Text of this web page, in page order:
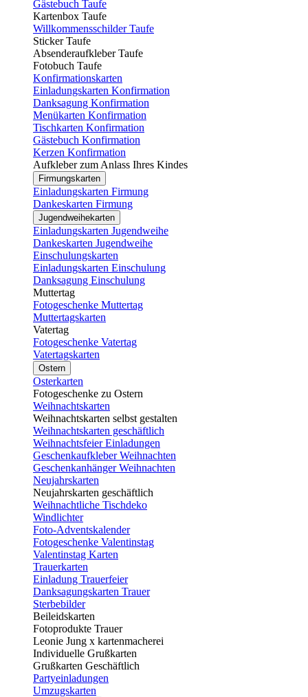
Gästebuch Taufe
Kartenbox Taufe
Willkommensschilder Taufe
Sticker Taufe
Absenderaufkleber Taufe
Fotobuch Taufe
Konfirmationskarten
Einladungskarten Konfirmation
Danksagung Konfirmation
Menükarten Konfirmation
Tischkarten Konfirmation
Gästebuch Konfirmation
Kerzen Konfirmation
Aufkleber zum Anlass Ihres Kindes
Firmungskarten
Einladungskarten Firmung
Dankeskarten Firmung
Jugendweihekarten
Einladungskarten Jugendweihe
Dankeskarten Jugendweihe
Einschulungskarten
Einladungskarten Einschulung
Danksagung Einschulung
Muttertag
Fotogeschenke Muttertag
Muttertagskarten
Vatertag
Fotogeschenke Vatertag
Vatertagskarten
Ostern
Osterkarten
Fotogeschenke zu Ostern
Weihnachtskarten
Weihnachtskarten selbst gestalten
Weihnachtskarten geschäftlich
Weihnachtsfeier Einladungen
Geschenkaufkleber Weihnachten
Geschenkanhänger Weihnachten
Neujahrskarten
Neujahrskarten geschäftlich
Weihnachtliche Tischdeko
Windlichter
Foto-Adventskalender
Fotogeschenke Valentinstag
Valentinstag Karten
Trauerkarten
Einladung Trauerfeier
Danksagungskarten Trauer
Sterbebilder
Beileidskarten
Fotoprodukte Trauer
Leonie Jung x kartenmacherei
Individuelle Grußkarten
Grußkarten Geschäftlich
Partyeinladungen
Umzugskarten